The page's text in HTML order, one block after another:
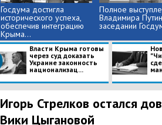
Госдума достигла
исторического успеха,
обеспечив интеграцию
Крыма...
Полное
Владимира
заседании
Власти Крыма готовы
через суд доказать
Украине законность
национализац...
Игорь Стрелков остался
Вики Цыгановой